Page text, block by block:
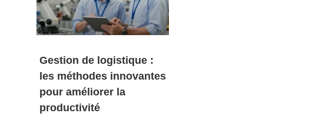
Gestion de logistique :
les méthodes innovantes
pour améliorer la
productivité